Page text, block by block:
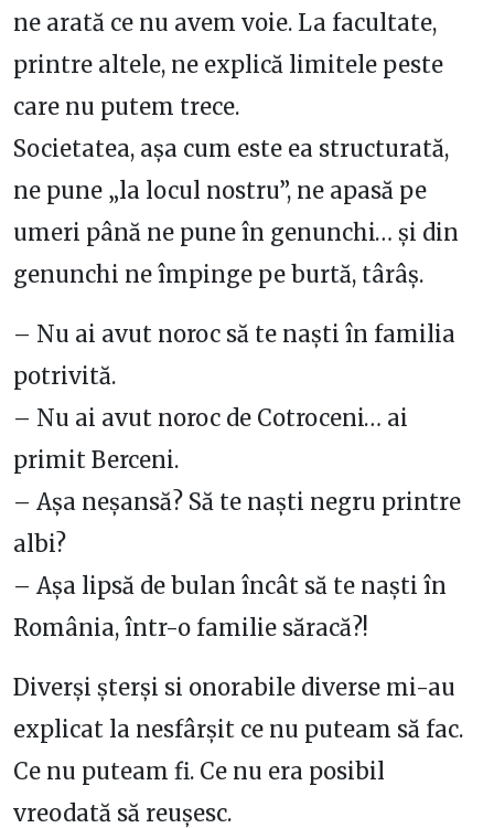
ne arată ce nu avem voie. La facultate,
printre altele, ne explică limitele peste
care nu putem trece.
Societatea, așa cum este ea structurată,
ne pune „la locul nostru”, ne apasă pe
umeri până ne pune în genunchi… și din
genunchi ne împinge pe burtă, târâș.
– Nu ai avut noroc să te naști în familia
potrivită.
– Nu ai avut noroc de Cotroceni… ai
primit Berceni.
– Așa neșansă? Să te naști negru printre
albi?
– Așa lipsă de bulan încât să te naști în
România, într-o familie săracă?!
Diverși șterși si onorabile diverse mi-au
explicat la nesfârșit ce nu puteam să fac.
Ce nu puteam fi. Ce nu era posibil
vreodată să reușesc.